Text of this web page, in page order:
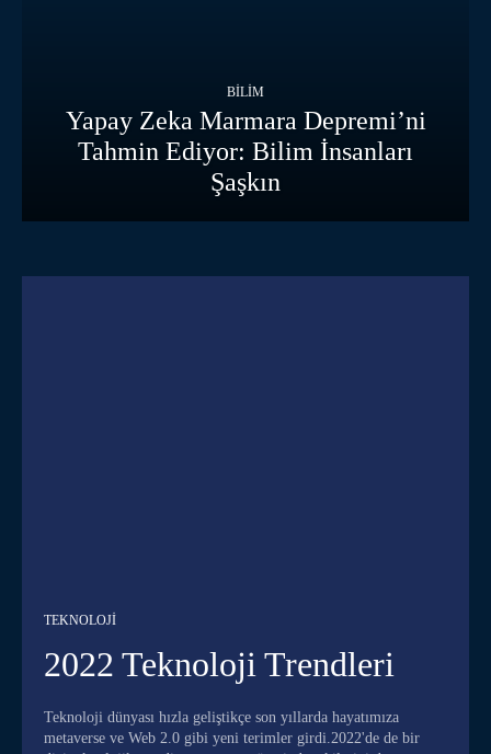
BILIM
Yapay Zeka Marmara Depremi’ni
Tahmin Ediyor: Bilim İnsanları
Şaşkın
TEKNOLOJI
2022 Teknoloji Trendleri
Teknoloji dünyası hızla geliştikçe son yıllarda hayatımıza
metaverse ve Web 2.0 gibi yeni terimler girdi.2022'de de bir